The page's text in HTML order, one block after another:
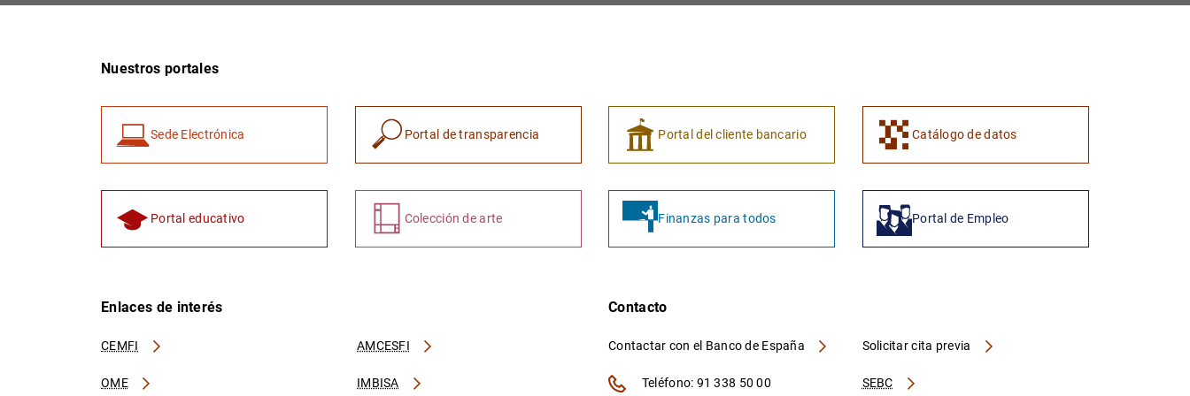
Nuestros portales
Sede Electrónica Portal de transparencia Portal del cliente bancario Catálogo de datos
Portal educativo Colección de arte Finanzas para todos Portal de Empleo
Enlaces de interés
CEMFI AMCESFI
OME IMBISA
Contacto
Contactar con el Banco de España
SEBC
Solicitar cita previa
Teléfono: 91 338 50 00